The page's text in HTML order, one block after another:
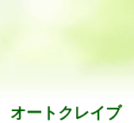
オートクレイブ